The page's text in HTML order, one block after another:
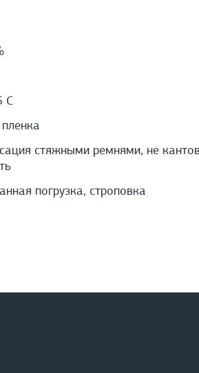
С
стяжными ремнями, не
погрузка, строповка